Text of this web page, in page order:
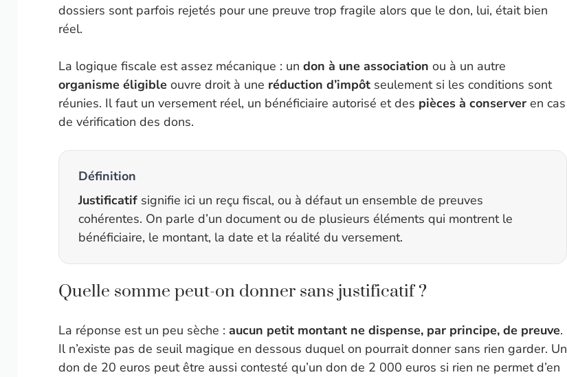
dossiers sont parfois rejetés pour une preuve trop fragile alors que le don, lui, était bien
réel.
La logique fiscale est assez mécanique : undon à une association ou à un autre
organisme éligible ouvre droit à une réduction d’impôt seulement si les conditions sont
réunies. Il faut un versement réel, un bénéficiaire autorisé et des pièces à conserver en cas
de vérification des dons.
Définition
Justificatif signifie ici un reçu fiscal, ou à défaut un ensemble de preuves
cohérentes. On parle d’un document ou de plusieurs éléments qui montrent le
bénéficiaire, le montant, la date et la réalité du versement.
Quelle somme peut-on donner sans justificatif ?
La réponse est un peu sèche :aucun petit montant ne dispense, par principe, de preuve.
Il n’existe pas de seuil magique en dessous duquel on pourrait donner sans rien garder. Un
don de 20 euros peut être aussi contesté qu’un don de 2 000 euros si rien ne permet d’en